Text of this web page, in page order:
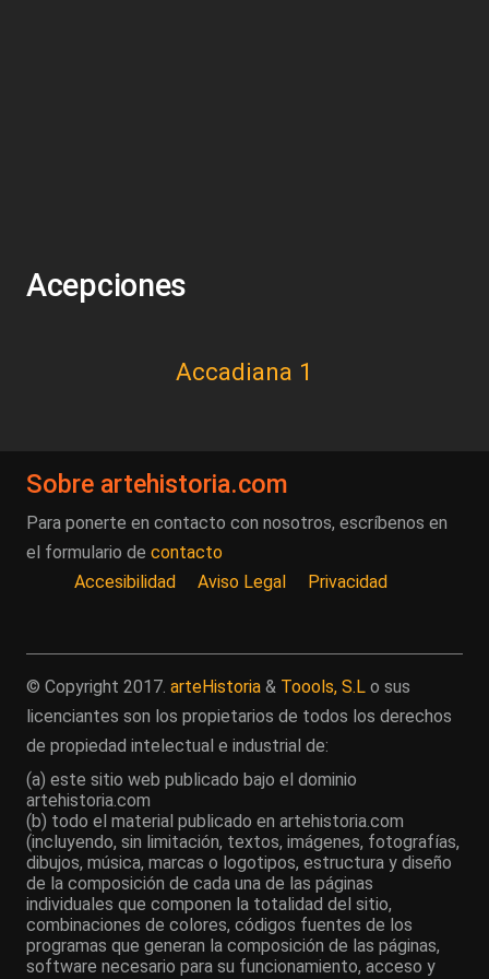
Acepciones
Accadiana 1
Sobre artehistoria.com
Para ponerte en contacto con nosotros, escríbenos en
el formulario de contacto
Accesibilidad
Aviso Legal Privacidad
© Copyright 2017. arteHistoria & Toools, S.L o sus
licenciantes son los propietarios de todos los derechos
de propiedad intelectual e industrial de:
(a) este sitio web publicado bajo el dominio
artehistoria.com
(b) todo el material publicado en artehistoria.com
(incluyendo, sin limitación, textos, imágenes, fotografías,
dibujos, música, marcas o logotipos, estructura y diseño
de la composición de cada una de las páginas
individuales que componen la totalidad del sitio,
combinaciones de colores, códigos fuentes de los
programas que generan la composición de las páginas,
software necesario para su funcionamiento, acceso y